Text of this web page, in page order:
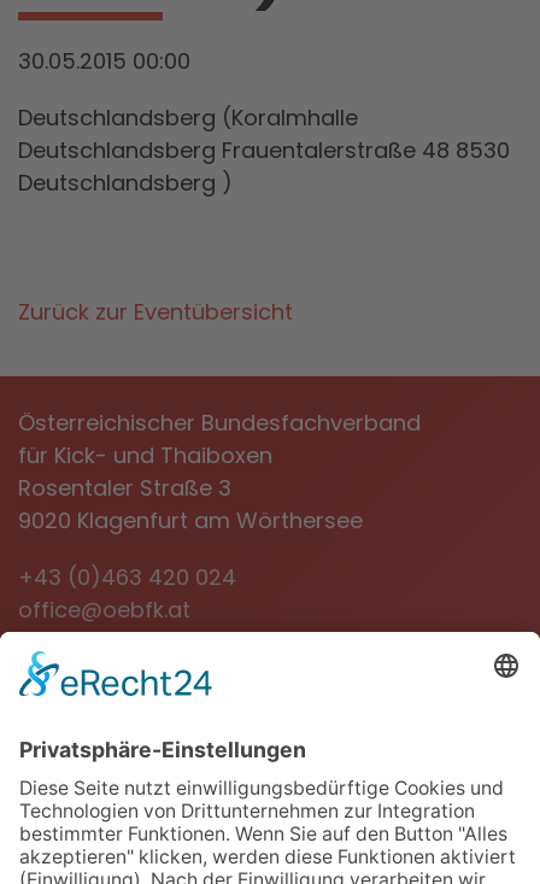
30.05.2015 00:00
Deutschlandsberg (Koralmhalle
Deutschlandsberg Frauentalerstraße 48 8530
Deutschlandsberg )
Zurück zur Eventübersicht
Österreichischer Bundesfachverband
für Kick- und Thaiboxen
Rosentaler Straße 3
9020 Klagenfurt am Wörthersee
+43 (0)463 420 024
office@oebfk.at
NEWSLETTER